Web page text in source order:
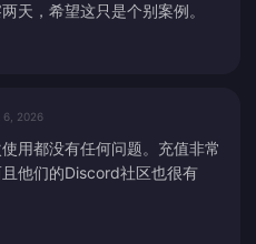
天，希望这只是个别案例。
6, 2026
用都没有任何问题。充值非常
他们的Discord社区也很有